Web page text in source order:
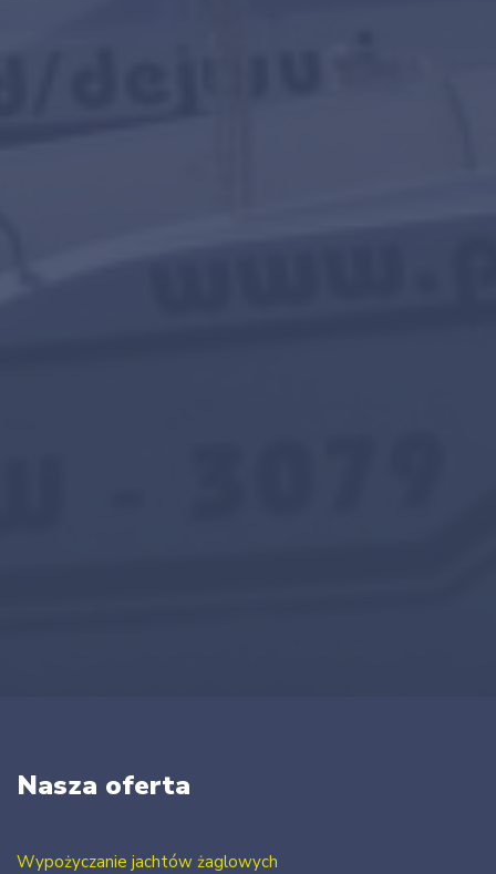
Nasza oferta
Wypożyczanie jachtów żaglowych